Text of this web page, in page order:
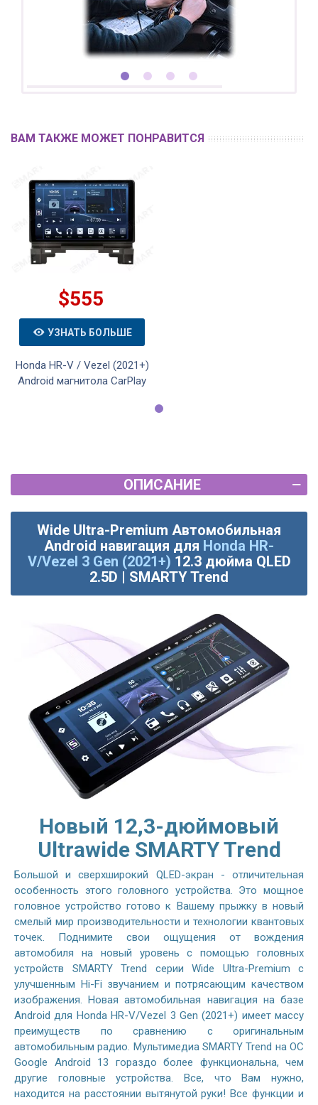
ВАМ ТАКЖЕ МОЖЕТ ПОНРАВИТСЯ
$555
УЗНАТЬ БОЛЬШЕ
Honda HR-V / Vezel (2021+)
Android магнитола CarPlay
ОПИСАНИЕ
Wide Ultra-Premium Автомобильная
Android навигация для Honda HR-
V/Vezel 3 Gen (2021+) 12.3 дюйма QLED
2.5D | SMARTY Trend
Новый 12,3-дюймовый
Ultrawide SMARTY Trend
Большой и сверхширокий QLED-экран - отличительная
особенность этого головного устройства. Это мощное
головное устройство готово к Вашему прыжку в новый
смелый мир производительности и технологии квантовых
точек. Поднимите свои ощущения от вождения
автомобиля на новый уровень с помощью головных
устройств SMARTY Trend серии Wide Ultra-Premium с
улучшенным Hi-Fi звучанием и потрясающим качеством
изображения. Новая автомобильная навигация на базе
Android для Honda HR-V/Vezel 3 Gen (2021+) имеет массу
преимуществ по сравнению с оригинальным
автомобильным радио. Мультимедиа SMARTY Trend на ОС
Google Android 13 гораздо более функциональна, чем
другие головные устройства. Все, что Вам нужно,
находится на расстоянии вытянутой руки! Все функции и